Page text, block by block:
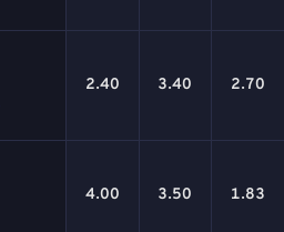
2.40 3.40 2.70
4.00 3.50 1.83